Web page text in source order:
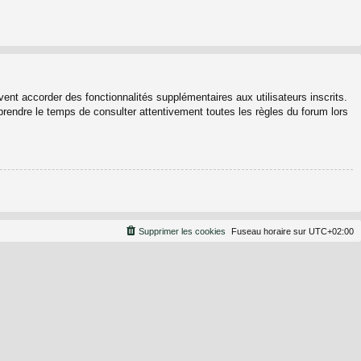
accorder des fonctionnalités supplémentaires aux utilisateurs inscrits.
le temps de consulter attentivement toutes les règles du forum lors
Fuseau horaire sur UTC+02:00
Supprimer les cookies